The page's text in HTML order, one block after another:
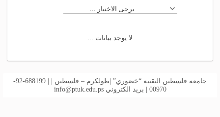
يرجى الاختيار ...
لا يوجد بيانات ...
جامعة فلسطين التقنية “خضوري” |طولكرم – فلسطين | | 688199-92-
00970 | بريد الكتروني
info@ptuk.edu.ps